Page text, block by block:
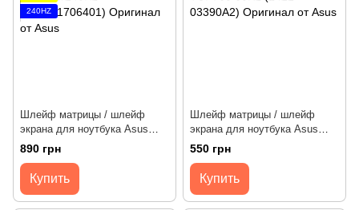
240HZ
Шлейф матрицы / шлейф
экрана для ноутбука Asus
ROG Strix G713I, G713Q,
G713R 144/165/240Hz [0.5mm]
(6017B1706401) Оригинал от
Asus
890 грн
Купить
Шлейф матрицы / шлейф
экрана для ноутбука Asus
FX705, TUF705, TUF765 60Hz
(1422-03390A2) Оригинал от
Asus
550 грн
Купить